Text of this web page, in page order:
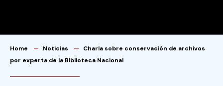
Home Noticias
Charla sobre conservación de archivos
por experta de la Biblioteca Nacional